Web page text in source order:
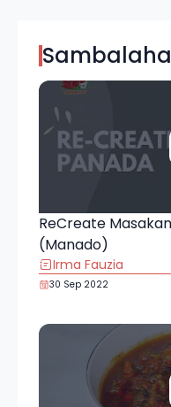
ReCreate
(Manado)
Irma Fauzia
30 Sep 2022